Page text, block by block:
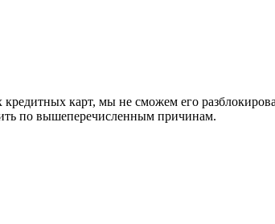
карт, мы не сможем его
по вышеперечисленным причинам.